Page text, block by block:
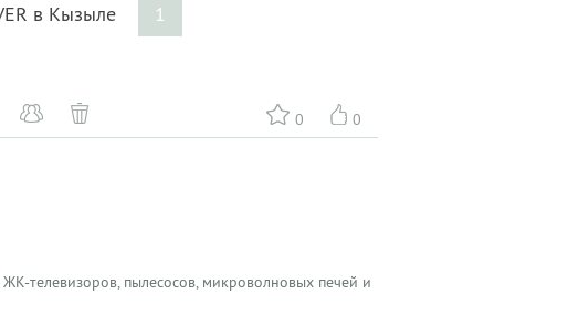
в Кызыле 1
0 0
телевизоров, пылесосов, микроволновых печей и